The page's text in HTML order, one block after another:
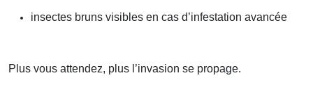
insectes bruns visibles en cas d’infestation avancée
Plus vous attendez, plus l’invasion se propage.